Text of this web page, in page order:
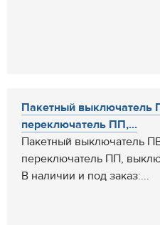
Пакетный выключатель
переключатель ПП,...
Пакетный выключатель
переключатель ПП,
В наличии и под заказ:...